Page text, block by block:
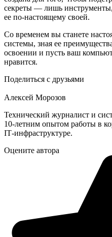
секреты — лишь
ее по-настоящему своей.
Со временем вы станете
системы, зная ее
освоении и пусть ваш
нравится.
Поделиться с друзьями
Алексей Морозов
Технический журналист и
10‑летним опытом работы в
IT‑инфраструктуре.
Оцените автора